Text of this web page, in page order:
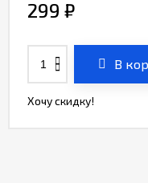
299 ₽
В
Хочу скидку!